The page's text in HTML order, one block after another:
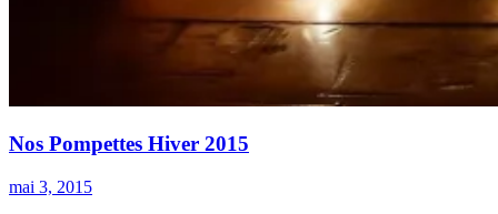
Nos Pompettes Hiver 2015
mai 3, 2015